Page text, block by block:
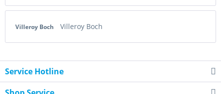
Villeroy Boch Villeroy Boch
Service Hotline